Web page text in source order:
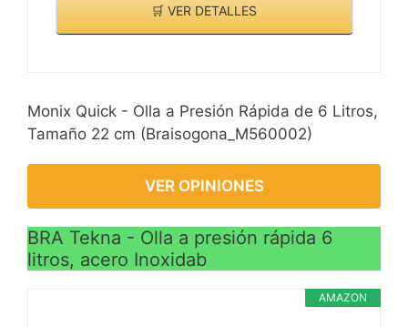
🛒 VER DETALLES
Monix Quick - Olla a Presión Rápida de 6 Litros,
Tamaño 22 cm (Braisogona_M560002)
VER OPINIONES
BRA Tekna - Olla a presión rápida 6
litros, acero Inoxidab
AMAZON